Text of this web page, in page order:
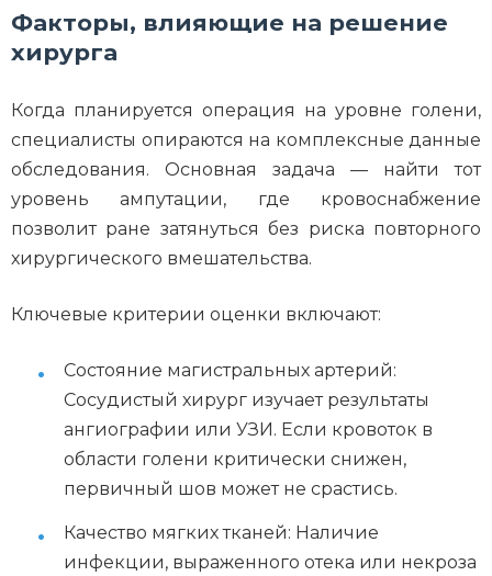
Факторы, влияющие на решение
хирурга
Когда планируется операция на уровне голени,
специалисты опираются на комплексные данные
обследования. Основная задача — найти тот
уровень ампутации, где кровоснабжение
позволит ране затянуться без риска повторного
хирургического вмешательства.
Ключевые критерии оценки включают:
Состояние магистральных артерий:
Сосудистый хирург изучает результаты
ангиографии или УЗИ. Если кровоток в
области голени критически снижен,
первичный шов может не срастись.
Качество мягких тканей: Наличие
инфекции, выраженного отека или некроза